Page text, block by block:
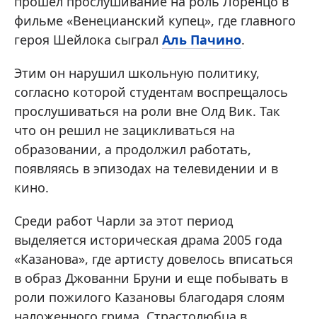
фильме «Венецианский купец», где главного
героя Шейлока сыграл Аль Пачино.
Этим он нарушил школьную политику,
согласно которой студентам воспрещалось
прослушиваться на роли вне Олд Вик. Так
что он решил не зацикливаться на
образовании, а продолжил работать,
появляясь в эпизодах на телевидении и в
кино.
Среди работ Чарли за этот период
выделяется историческая драма 2005 года
«Казанова», где артисту довелось вписаться
в образ Джованни Бруни и еще побывать в
роли пожилого Казановы благодаря слоям